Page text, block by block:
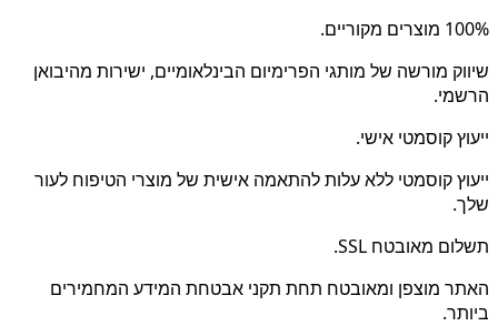
100% מוצרים מקוריים.
שיווק מורשה של מותגי הפרימיום הבינלאומיים, ישירות מהיבואן
הרשמי.
ייעוץ קוסמטי אישי.
ייעוץ קוסמטי ללא עלות להתאמה אישית של מוצרי הטיפוח לעור
שלך.
תשלום מאובטח SSL.
האתר מוצפן ומאובטח תחת תקני אבטחת המידע המחמירים
ביותר.